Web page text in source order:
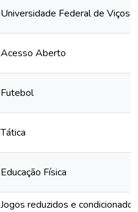
Universidade Federal de Viçosa
Acesso Aberto
Futebol
Tática
Educação Física
Jogos reduzidos e